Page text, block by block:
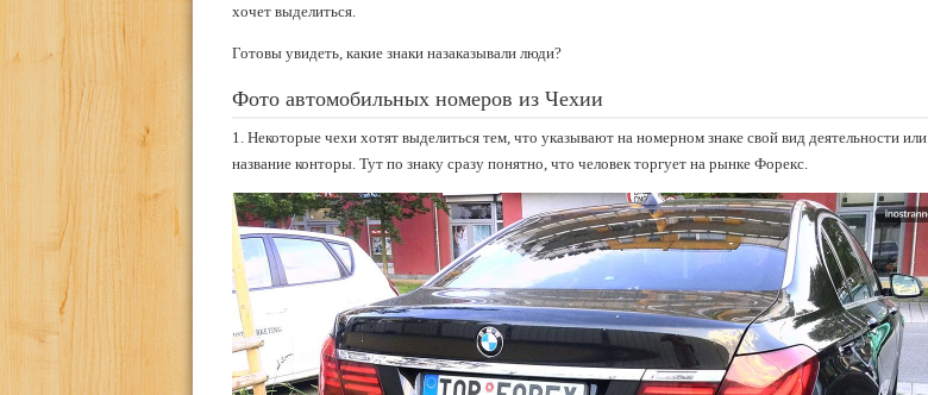
хочет выделиться.
Готовы увидеть, какие знаки назаказывали люди?
Фото автомобильных номеров из Чехии
1. Некоторые чехи хотят выделиться тем, что указывают на номерном знаке свой вид деятельности или
название конторы. Тут по знаку сразу понятно, что человек торгует на рынке Форекс.